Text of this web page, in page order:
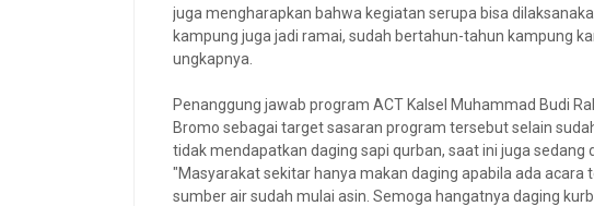
juga mengharapkan bahwa kegiatan serupa bisa
kampung juga jadi ramai, sudah bertahun-tahun kampung
ungkapnya.
Penanggung jawab program ACT Kalsel Muhammad Budi
Bromo sebagai target sasaran program tersebut selain
tidak mendapatkan daging sapi qurban, saat ini juga sedang
"Masyarakat sekitar hanya makan daging apabila ada acara
sumber air sudah mulai asin. Semoga hangatnya daging